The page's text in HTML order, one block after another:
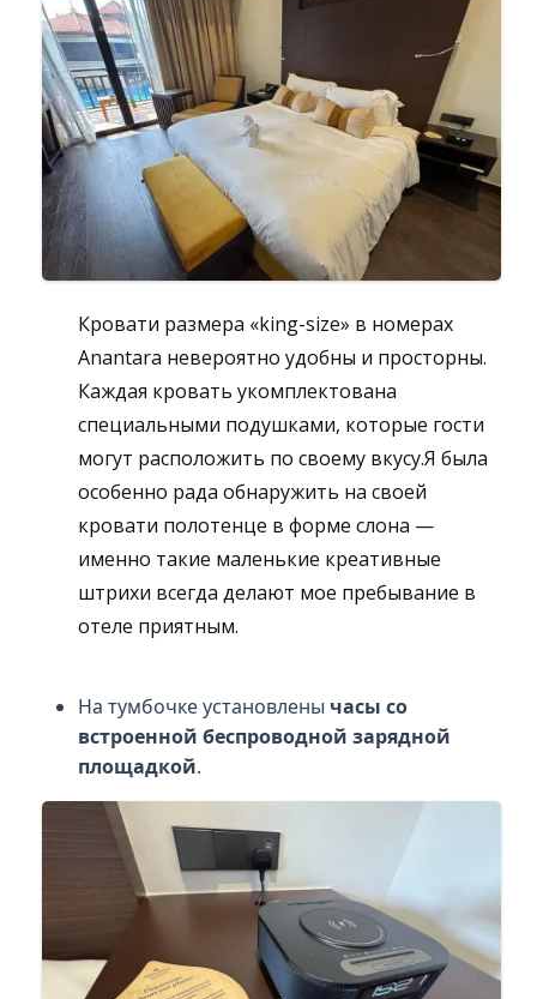
Кровати размера «king-size» в номерах
Anantara невероятно удобны и просторны.
Каждая кровать укомплектована
специальными подушками, которые гости
могут расположить по своему вкусу.Я была
особенно рада обнаружить на своей
кровати полотенце в форме слона —
именно такие маленькие креативные
штрихи всегда делают мое пребывание в
отеле приятным.
На тумбочке установлены часы со
встроенной беспроводной зарядной
площадкой.